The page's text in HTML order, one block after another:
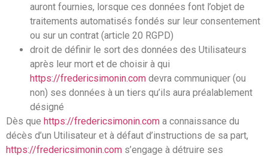
auront fournies, lorsque ces données font l’objet de
traitements automatisés fondés sur leur consentement
ou sur un contrat (article 20 RGPD)
droit de définir le sort des données des Utilisateurs
après leur mort et de choisir à qui
https://fredericsimonin.com devra communiquer (ou
non) ses données à un tiers qu’ils aura préalablement
désigné
Dès que https://fredericsimonin.com a connaissance du
décès d’un Utilisateur et à défaut d’instructions de sa part,
https://fredericsimonin.com s’engage à détruire ses